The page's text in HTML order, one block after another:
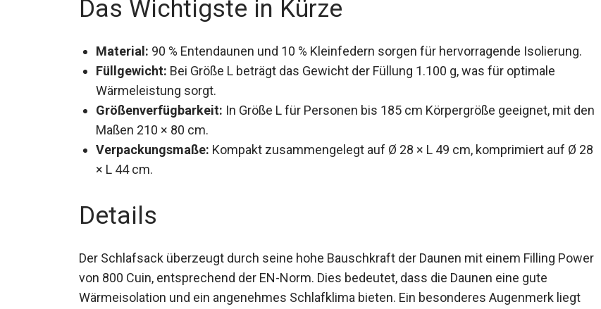
Das Wichtigste in Kürze
Material: 90 % Entendaunen und 10 % Kleinfedern sorgen für hervorragende Isolierung.
Füllgewicht: Bei Größe L beträgt das Gewicht der Füllung 1.100 g, was für optimale
Wärmeleistung sorgt.
Größenverfügbarkeit: In Größe L für Personen bis 185 cm Körpergröße geeignet, mit den
Maßen 210 × 80 cm.
Verpackungsmaße: Kompakt zusammengelegt auf Ø 28 × L 49 cm, komprimiert auf Ø 28
× L 44 cm.
Details
Der Schlafsack überzeugt durch seine hohe Bauschkraft der Daunen mit einem Filling Power
von 800 Cuin, entsprechend der EN-Norm. Dies bedeutet, dass die Daunen eine gute
Wärmeisolation und ein angenehmes Schlafklima bieten. Ein besonderes Augenmerk liegt